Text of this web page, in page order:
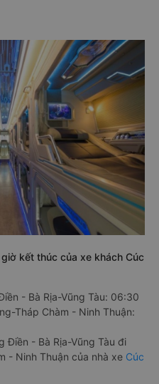
kết thúc của xe khách Cúc
- Bà Rịa-Vũng Tàu: 06:30
Tháp Chàm - Ninh Thuận:
Điền - Bà Rịa-Vũng Tàu đi
- Ninh Thuận của nhà xe Cúc